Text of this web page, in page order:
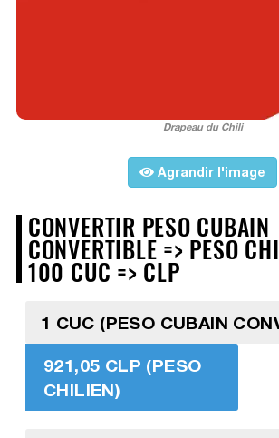
Drapeau du Chili
Agrandir l'image
CONVERTIR PESO CUBAIN
CONVERTIBLE => PESO
100 CUC => CLP
1 CUC (PESO CUBAIN
921,05 CLP (PESO
CHILIEN)